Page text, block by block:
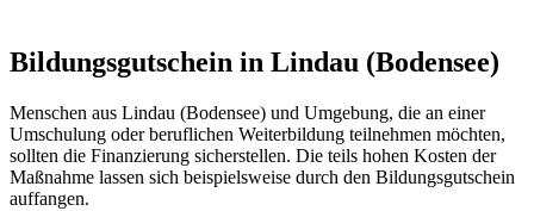
Bildungsgutschein in Lindau (Bodensee)
Menschen aus Lindau (Bodensee) und Umgebung, die an einer
Umschulung oder beruflichen Weiterbildung teilnehmen möchten,
sollten die Finanzierung sicherstellen. Die teils hohen Kosten der
Maßnahme lassen sich beispielsweise durch den Bildungsgutschein
auffangen.